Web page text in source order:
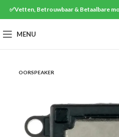
✅Vetten, Betrouwbaar & Betaalbare
MENU
OORSPEAKER